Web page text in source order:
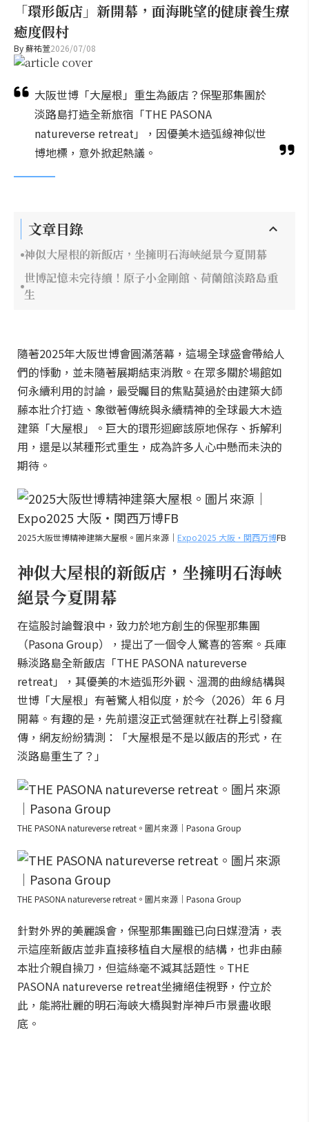
「環形飯店」新開幕，面海眺望的健康養生療
癒度假村
By蘇祐萱2026/07/08
大阪世博「大屋根」重生為飯店？保聖那集團於
淡路島打造全新旅宿「THE PASONA
natureverse retreat」，因優美木造弧線神似世
博地標，意外掀起熱議。
文章目錄
神似大屋根的新飯店，坐擁明石海峽絕景今夏開幕
世博記憶未完待續！原子小金剛館、荷蘭館淡路島重
生
隨著2025年大阪世博會圓滿落幕，這場全球盛會帶給人
們的悸動，並未隨著展期結束消散。在眾多關於場館如
何永續利用的討論，最受矚目的焦點莫過於由建築大師
藤本壯介打造、象徵著傳統與永續精神的全球最大木造
建築「大屋根」。巨大的環形迴廊該原地保存、拆解利
用，還是以某種形式重生，成為許多人心中懸而未決的
期待。
2025大阪世博精神建築大屋根。圖片來源｜ Expo2025 大阪・関西万博FB
神似大屋根的新飯店，坐擁明石海峽
絕景今夏開幕
在這股討論聲浪中，致力於地方創生的保聖那集團
（Pasona Group），提出了一個令人驚喜的答案。兵庫
縣淡路島全新飯店「THE PASONA natureverse
retreat」，其優美的木造弧形外觀、溫潤的曲線結構與
世博「大屋根」有著驚人相似度，於今（2026）年 6 月
開幕。有趣的是，先前還沒正式營運就在社群上引發瘋
傳，網友紛紛猜測：「大屋根是不是以飯店的形式，在
淡路島重生了？」
THE PASONA natureverse retreat。圖片來源｜Pasona Group
THE PASONA natureverse retreat。圖片來源｜Pasona Group
針對外界的美麗誤會，保聖那集團雖已向日媒澄清，表
示這座新飯店並非直接移植自大屋根的結構，也非由藤
本壯介親自操刀，但這絲毫不減其話題性。THE
PASONA natureverse retreat坐擁絕佳視野，佇立於
此，能將壯麗的明石海峽大橋與對岸神戶市景盡收眼
底。